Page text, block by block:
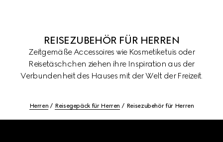
REISEZUBEHÖR FÜR HERREN
Zeitgemäße Accessoires wie Kosmetiketuis oder
Reisetäschchen ziehen ihre Inspiration aus der
Verbundenheit des Hauses mit der Welt der Freizeit.
Herren Reisegepäck für Herren Reisezubehör für Herren